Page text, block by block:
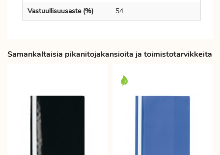
Vastuullisuusaste (%)
54
Samankaltaisia pikanitojakansioita ja toimistotarvikkeita